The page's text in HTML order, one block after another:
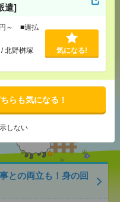
遣]
円～ ■週払
北野桝塚
気になる!
らも気になる！
しない
LINE で送る
の
との両立も！身の回